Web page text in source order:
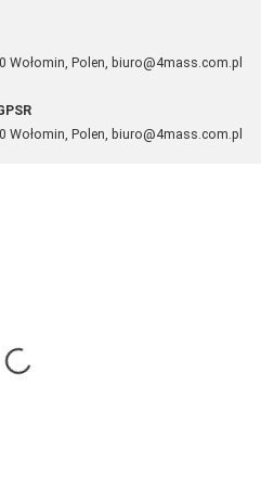
Wołomin, Polen, biuro@4mass.com.pl
Wołomin, Polen, biuro@4mass.com.pl